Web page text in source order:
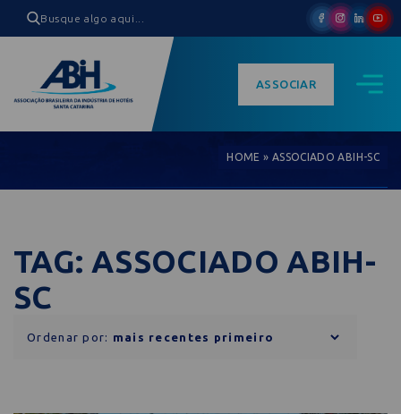
ASSOCIAR
HOME » ASSOCIADO ABIH-SC
TAG: ASSOCIADO ABIH-
SC
Ordenar por: